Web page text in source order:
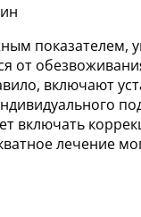
от
включают
включать
лечение